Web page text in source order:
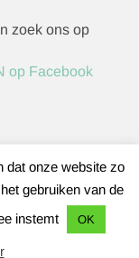
zoek ons op
op Facebook
dat onze website zo
gebruiken van de
instemt
OK